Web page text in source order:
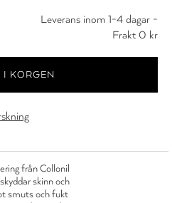
Leverans inom 1-4 dagar -
Frakt 0 kr
från Collonil
skinn och
smuts och fukt